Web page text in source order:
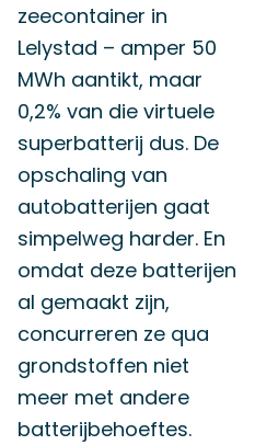
zeecontainer in
Lelystad – amper 50
MWh aantikt, maar
0,2% van die virtuele
superbatterij dus. De
opschaling van
autobatterijen gaat
simpelweg harder. En
omdat deze batterijen
al gemaakt zijn,
concurreren ze qua
grondstoffen niet
meer met andere
batterijbehoeftes.